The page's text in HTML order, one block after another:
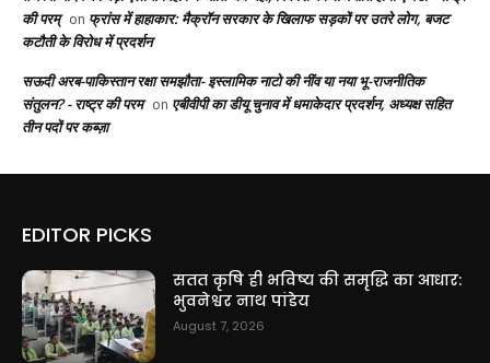
की परम् on फ्रांस में हाहाकार: मैक्रॉन सरकार के खिलाफ सड़कों पर उतरे लोग, बजट
कटौती के विरोध में प्रदर्शन
सऊदी अरब-पाकिस्तान रक्षा समझौता- इस्लामिक नाटो की नींव या नया भू-राजनीतिक
संतुलन? - राष्ट्र की परम on एबीवीपी का डीयू चुनाव में धमाकेदार प्रदर्शन, अध्यक्ष सहित
तीन पदों पर कब्ज़ा
EDITOR PICKS
सतत कृषि ही भविष्य की समृद्धि का आधार:
भुवनेश्वर नाथ पांडेय
August 7, 2026